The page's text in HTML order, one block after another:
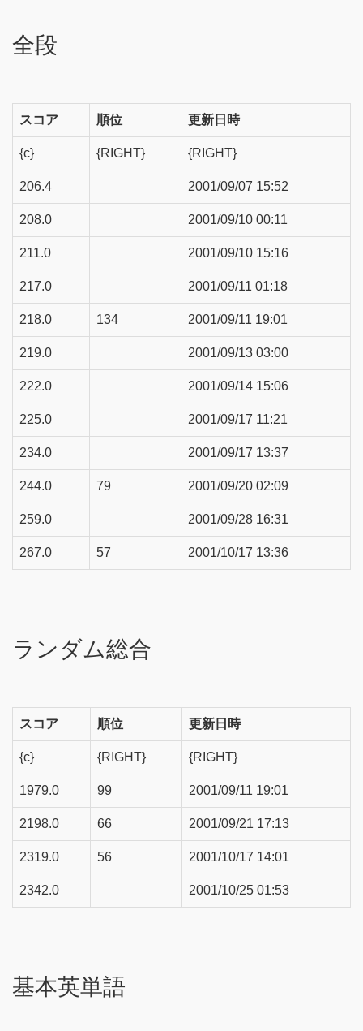
全段
スコア 順位 更新日時
{c} {RIGHT} {RIGHT}
206.4 2001/09/07 15:52
208.0 2001/09/10 00:11
211.0 2001/09/10 15:16
217.0 2001/09/11 01:18
218.0 134 2001/09/11 19:01
219.0 2001/09/13 03:00
222.0 2001/09/14 15:06
225.0 2001/09/17 11:21
234.0 2001/09/17 13:37
244.0 79 2001/09/20 02:09
259.0 2001/09/28 16:31
267.0 57 2001/10/17 13:36
ランダム総合
スコア 順位 更新日時
{c} {RIGHT} {RIGHT}
1979.0 99 2001/09/11 19:01
2198.0 66 2001/09/21 17:13
2319.0 56 2001/10/17 14:01
2342.0 2001/10/25 01:53
基本英単語